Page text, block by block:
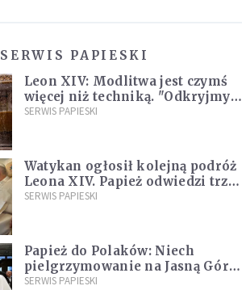
SERWIS PAPIESKI
Leon XIV: Modlitwa jest czymś
więcej niż techniką. "Odkryjmy
ją na nowo"
SERWIS PAPIESKI
Watykan ogłosił kolejną podróż
Leona XIV. Papież odwiedzi trzy
kraje Ameryki Południowej
SERWIS PAPIESKI
Papież do Polaków: Niech
pielgrzymowanie na Jasną Górę
umocni wiarę i nadzieję
SERWIS PAPIESKI